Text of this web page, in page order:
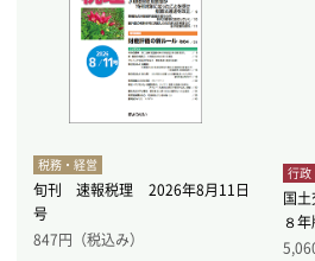
税務・経営
旬刊 速報税理 2026年8月11日
号
847円（税込み）
行政
国
８